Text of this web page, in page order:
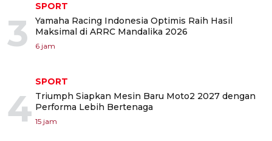
3
SPORT
Yamaha Racing Indonesia Optimis Raih Hasil
Maksimal di ARRC Mandalika 2026
6 jam
4
SPORT
Triumph Siapkan Mesin Baru Moto2 2027 dengan
Performa Lebih Bertenaga
15 jam